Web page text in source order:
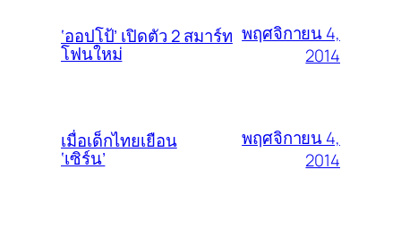
‘ออปโป้’ เปิดตัว 2 สมาร์ท
โฟนใหม่
พฤศจิกายน 4,
2014
เมื่อเด็กไทยเยือน
‘เซิร์น’
พฤศจิกายน 4,
2014